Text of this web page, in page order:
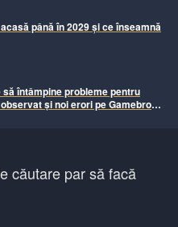
până în 2029 și ce înseamnă
să întâmpine probleme pentru
și noi erori pe Gamebros.
căutare par să facă